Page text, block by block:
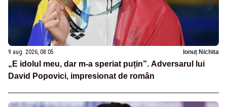
9 aug. 2026, 08:05 Ionuț Nichita
„E idolul meu, dar m-a speriat puțin”. Adversarul lui
David Popovici, impresionat de român